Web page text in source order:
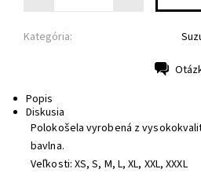
Kategória:
Popis
Diskusia
Polokošela vyrobená z
bavlna.
Veľkosti: XS, S, M, L, XL, XXL, XXXL